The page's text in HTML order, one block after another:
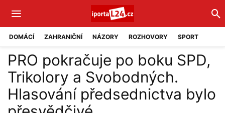
DOMÁCÍ ZAHRANIČNÍ NÁZORY ROZHOVORY SPORT
PRO pokračuje po boku SPD,
Trikolory a Svobodných.
Hlasování předsednictva bylo